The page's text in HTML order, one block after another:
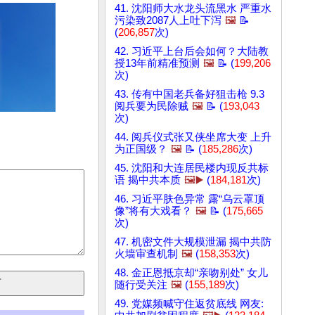
41. 沈阳师大水龙头流黑水 严重水
污染致2087人上吐下泻 🖼️ 📝
(206,857次)
42. 习近平上台后会如何？大陆教
授13年前精准预测 🖼️ 📝 (199,206
次)
43. 传有中国老兵备好狙击枪 9.3
阅兵要为民除贼 🖼️ 📝 (193,043
次)
44. 阅兵仪式张又侠坐席大变 上升
为正国级？ 🖼️ 📝 (185,286次)
45. 沈阳和大连居民楼内现反共标
语 揭中共本质 🖼️▶️ (184,181次)
46. 习近平肤色异常 露“乌云罩顶
像”将有大戏看？ 🖼️ 📝 (175,665
次)
47. 机密文件大规模泄漏 揭中共防
火墙审查机制 🖼️ (158,353次)
48. 金正恩抵京却“亲吻别处” 女儿
随行受关注 🖼️ (155,189次)
49. 党媒频喊守住返贫底线 网友: